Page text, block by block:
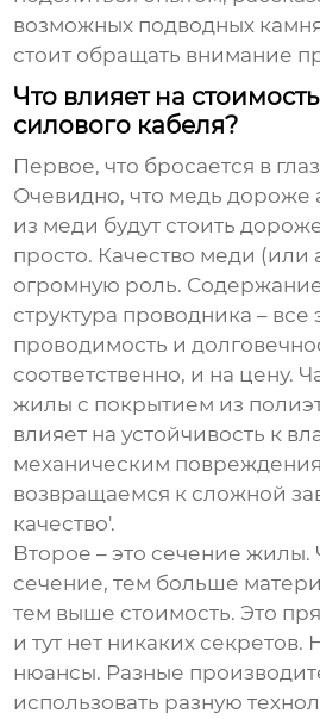
возможных подводных
стоит обращать внимание
Что влияет на
силового кабеля?
Первое, что бросается в
Очевидно, что медь
из меди будут стоить
просто. Качество меди
огромную роль.
структура проводника – все
проводимость и
соответственно, и на цену.
жилы с покрытием из
влияет на устойчивость к
механическим
возвращаемся к сложной
качество'.
Второе – это сечение
сечение, тем больше
тем выше стоимость. Это
и тут нет никаких секретов.
нюансы. Разные
использовать разную